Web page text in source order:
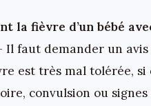
la fièvre d’un bébé
Il faut demander un avis
est très mal tolérée, si
convulsion ou